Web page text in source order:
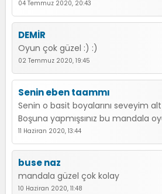
04 Temmuz 2020, 20:43
DEMİR
Oyun çok güzel :) :)
02 Temmuz 2020, 19:45
Senin eben taammı
Senin o basit boyalarını seveyim
Boşuna yapmışsınız bu mandala
11 Haziran 2020, 13:44
buse naz
mandala güzel çok kolay
10 Haziran 2020, 11:48